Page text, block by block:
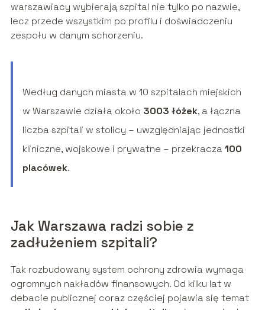
warszawiacy wybierają szpital nie tylko po nazwie,
lecz przede wszystkim po profilu i doświadczeniu
zespołu w danym schorzeniu.
Według danych miasta w 10 szpitalach miejskich
w Warszawie działa około 3003 łóżek, a łączna
liczba szpitali w stolicy – uwzględniając jednostki
kliniczne, wojskowe i prywatne – przekracza100
placówek.
Jak Warszawa radzi sobie z
zadłużeniem szpitali?
Tak rozbudowany system ochrony zdrowia wymaga
ogromnych nakładów finansowych. Od kilku lat w
debacie publicznej coraz częściej pojawia się temat